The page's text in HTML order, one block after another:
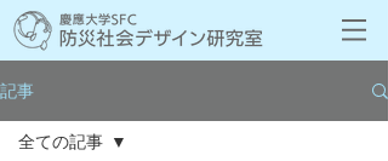
記事
全ての記事